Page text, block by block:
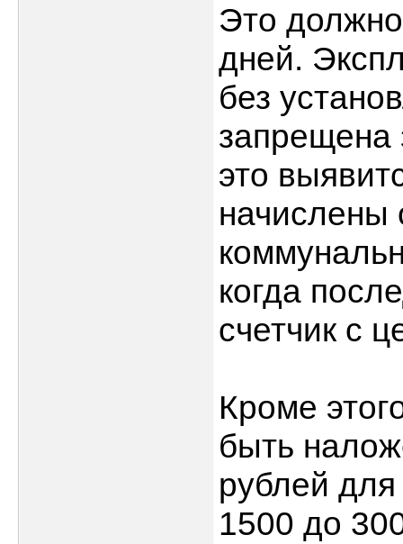
Это
дней.
без
запрещена
это
когда
счетчик с
Кроме
быть
рублей
1500 до